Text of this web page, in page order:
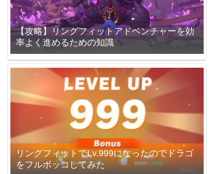
【攻略】リングフィットアドベンチャーを効
率よく進めるための知識
リングフィットでLv.999になったのでドラゴ
をフルボッコしてみた